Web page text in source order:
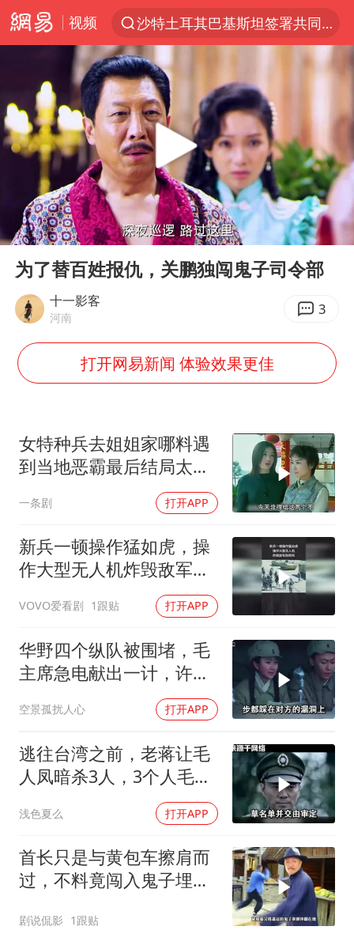
视频
沙特土耳其巴基斯坦签署共同防务协议
“电影+”如何激发千亿级消费新活力？
泉州市委书记张毅恭被查
全球首个长时储能一体化产业园量产
台风白海豚或吞并鲸鱼 登陆地点更新
四川宜宾市高县4.9级地震致1人死亡
名创优品回应女子吐槽内裤质量差
中巨芯：上半年归母净利润1405.77万元
国防部：坚决反制任何闹海挑衅图谋
胡彦斌韩磊 谁帮谁
秋天的第一杯奶茶到底有多火
38岁演员求职万岁山NPC成功
我国外贸延续良好增长态势
胜宏科技：股票交易异常波动
夯实基础开新局
Play
00:00 02:35
为了替百姓报仇，关鹏独闯鬼子司令部
十一影客
河南 3
打开网易新闻 体验效果更佳
女特种兵去姐姐家哪料遇
到当地恶霸最后结局太震
一条剧 打开APP
新兵一顿操作猛如虎，操
作大型无人机炸毁敌军指
VOVO爱看剧 1跟贴 打开APP
华野四个纵队被围堵，毛
主席急电献出一计，许世
空景孤扰人心 打开APP
逃往台湾之前，老蒋让毛
人凤暗杀3人，3个人毛人
浅色夏么 打开APP
首长只是与黄包车擦肩而
过，不料竟闯入鬼子埋伏
剧说侃影 1跟贴